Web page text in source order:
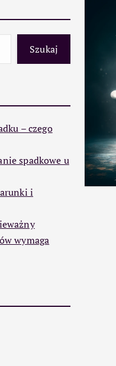
Szukaj
– czego
spadkowe u
i
wymaga